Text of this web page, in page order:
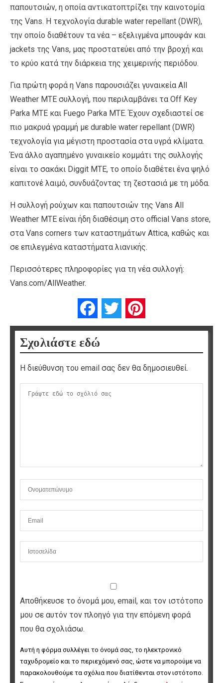
παπουτσιών, η οποία αντικατοπτρίζει την καινοτομία
της Vans. H τεχνολογία durable water repellant (DWR),
την οποίο διαθέτουν τα νέα – εξελιγμένα μπουφάν και
jackets της Vans, μας προστατεύει από την βροχή και
το κρύο κατά την διάρκεια της χειμερινής περιόδου.
Για πρώτη φορά η Vans παρουσιάζει γυναικεία All
Weather ΜΤΕ συλλογή, που περιλαμβάνει τα Off Key
Parka MTE και Fuego Parka MTE. Έχουν σχεδιαστεί σε
πιο μακρυά γραμμή με durable water repellant (DWR)
τεχνολογία για μέγιστη προστασία στα υγρά κλίματα.
Ένα άλλο αγαπημένο γυναικείο κομμάτι της συλλογής
είναι το σακάκι Diggit ΜΤΕ, το οποίο διαθέτει ένα ψηλό
καπιτονέ λαιμό, συνδυάζοντας τη ζεστασιά με τη μόδα.
Η συλλογή ρούχων και παπουτσιών της Vans All
Weather MTE είναι ήδη διαθέσιμη στο official Vans store,
στα Vans corners των καταστημάτων Attica, καθώς και
σε επιλεγμένα καταστήματα λιανικής.
Περισσότερες πληροφορίες για τη νέα συλλογή:
Vans.com/AllWeather.
FacebookTwitter
Σχολιάστε εδώ
Η διεύθυνση του email σας δεν θα δημοσιευθεί.
Αποθήκευσε το όνομά μου, email, και τον ιστότοπο
μου σε αυτόν τον πλοηγό για την επόμενη φορά
που θα σχολιάσω.
Αυτή η φόρμα συλλέγει το όνομά σας, το ηλεκτρονικό
ταχυδρομείο και το περιεχόμενό σας, ώστε να μπορούμε να
παρακολουθούμε τα σχόλια που διατίθενται στον ιστότοπο.